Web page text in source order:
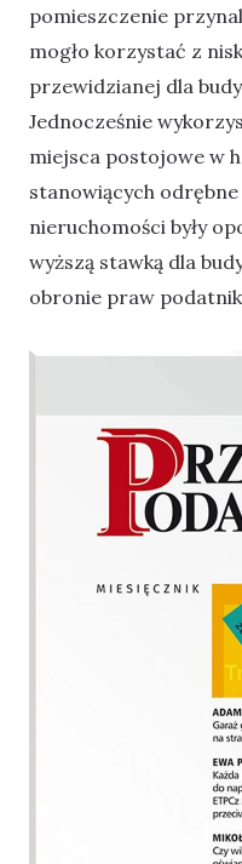
pomieszczenie
mogło korzystać z
przewidzianej dla
Jednocześnie
miejsca postojowe w
stanowiących
nieruchomości były
wyższą stawką dla
obronie praw